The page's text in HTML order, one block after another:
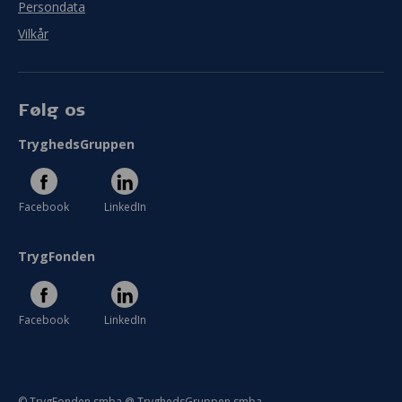
Persondata
Vilkår
Følg os
TryghedsGruppen
Facebook LinkedIn
TrygFonden
Facebook LinkedIn